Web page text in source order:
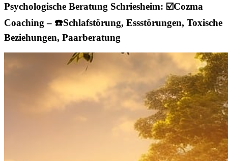
Psychologische Beratung Schriesheim: ☑️Cozma
Coaching – ☎️Schlafstörung, Essstörungen, Toxische
Beziehungen, Paarberatung